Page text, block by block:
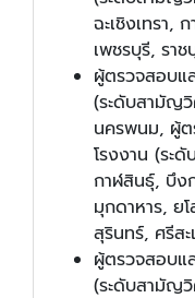
ฉะเชิงเทรา,
เพชรบุรี, ราช
ผู้ตรวจสอบแ
(ระดับสามัญ
นครพนม, ผู้ต
โรงงาน (ระ
กาฬสินธุ์, บึง
มุกดาหาร, ย
สุรินทร์, ศรีส
ผู้ตรวจสอบแ
(ระดับสามัญ